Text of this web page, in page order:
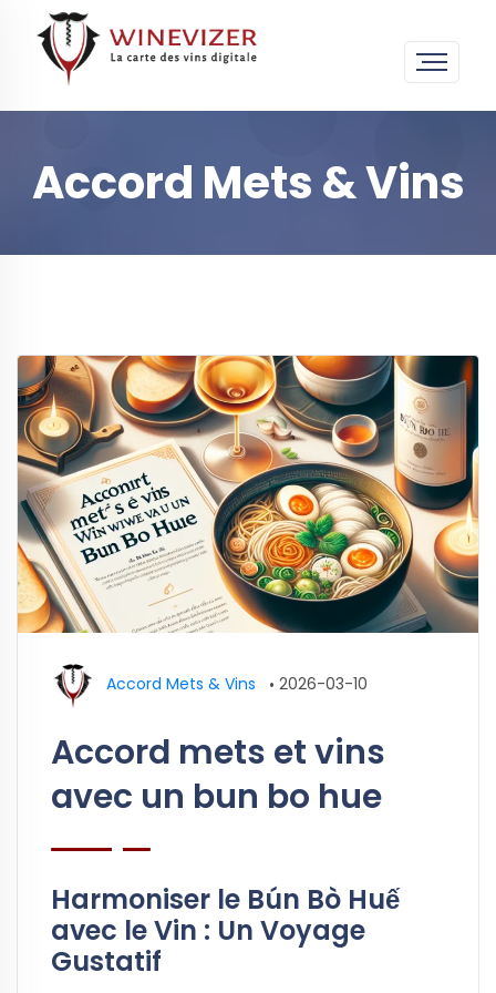
Accord Mets & Vins
Accord Mets & Vins • 2026-03-10
Accord mets et vins
avec un bun bo hue
Harmoniser le Bún Bò Huế
avec le Vin : Un Voyage
Gustatif